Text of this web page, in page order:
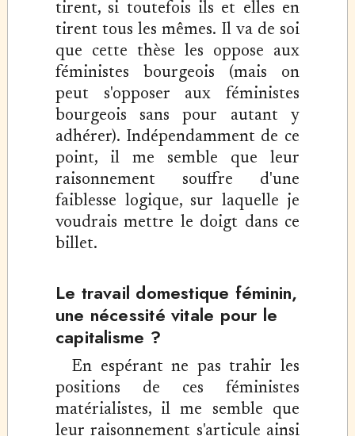
tirent, si toutefois ils et elles en
tirent tous les mêmes. Il va de soi
que cette thèse les oppose aux
féministes bourgeois (mais on
peut s'opposer aux féministes
bourgeois sans pour autant y
adhérer). Indépendamment de ce
point, il me semble que leur
raisonnement souffre d'une
faiblesse logique, sur laquelle je
voudrais mettre le doigt dans ce
billet.
Le travail domestique féminin,
une nécessité vitale pour le
capitalisme ?
En espérant ne pas trahir les
positions de ces féministes
matérialistes, il me semble que
leur raisonnement s'articule ainsi